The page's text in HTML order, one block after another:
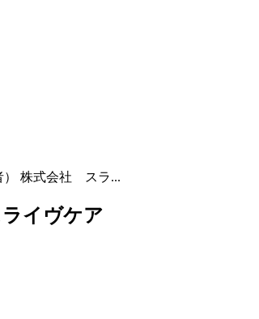
） 株式会社 スラ...
イヴケア